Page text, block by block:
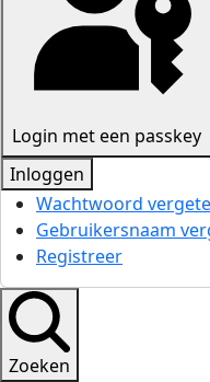
Login met een passkey
Inloggen
Wachtwoord
Gebruikersnaam
Registreer
Zoeken